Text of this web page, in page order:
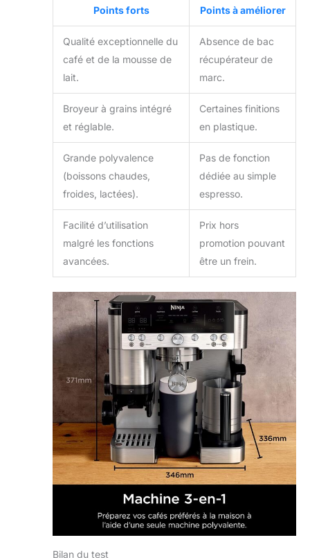
Points forts Points à améliorer
Qualité exceptionnelle du
café et de la mousse de
lait.
Absence de bac
récupérateur de
marc.
Broyeur à grains intégré
et réglable.
Certaines finitions
en plastique.
Grande polyvalence
(boissons chaudes,
froides, lactées).
Pas de fonction
dédiée au simple
espresso.
Facilité d’utilisation
malgré les fonctions
avancées.
Prix hors
promotion pouvant
être un frein.
Bilan du test